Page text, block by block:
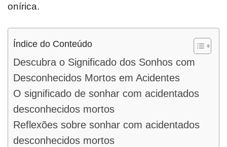
onírica.
Índice do Conteúdo
Descubra o Significado dos Sonhos com
Desconhecidos Mortos em Acidentes
O significado de sonhar com acidentados
desconhecidos mortos
Reflexões sobre sonhar com acidentados
desconhecidos mortos